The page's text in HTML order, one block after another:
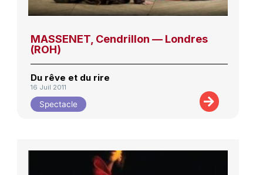
MASSENET, Cendrillon — Londres
(ROH)
Du rêve et du rire
16 Juil 2011
Spectacle